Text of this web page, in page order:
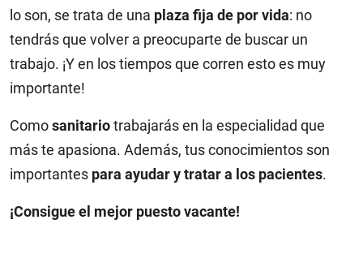
lo son, se trata de una plaza fija de por vida: no
tendrás que volver a preocuparte de buscar un
trabajo. ¡Y en los tiempos que corren esto es muy
importante!
Comosanitariotrabajarás en la especialidad que
más te apasiona. Además, tus conocimientos son
importantes para ayudar y tratar a los pacientes.
¡Consigue el mejor puesto vacante!